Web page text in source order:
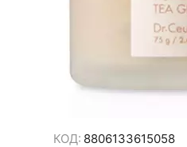
КОД: 8806133615058